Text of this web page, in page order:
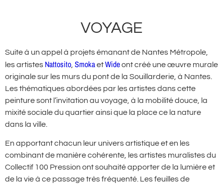
VOYAGE
Suite à un appel à projets émanant de Nantes Métropole,
les artistes Nattosito SmokaetWideont créé une œuvre murale
originale sur les murs du pont de la Souillarderie, à Nantes.
Les thématiques abordées par les artistes dans cette
peinture sont l’invitation au voyage, à la mobilité douce, la
mixité sociale du quartier ainsi que la place ce la nature
dans la ville.
En apportant chacun leur univers artistique et en les
combinant de manière cohérente, les artistes muralistes du
Collectif 100 Pression ont souhaité apporter de la lumière et
de la vie à ce passage très fréquenté. Les feuilles de